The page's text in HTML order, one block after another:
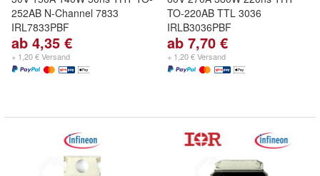
252AB N-Channel 7833
IRL7833PBF
ab 4,35 €
+ 1,20 € Versand
TO-220AB TTL 3036
IRLB3036PBF
ab 7,70 €
+ 1,20 € Versand